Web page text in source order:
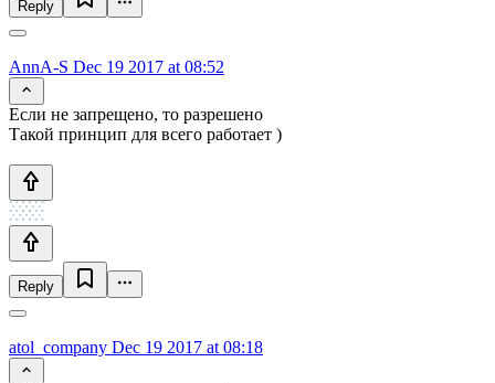
Reply
AnnA-S Dec 19 2017 at 08:52
Если не запрещено, то разрешено
Такой принцип для всего работает )
Reply
atol_company Dec 19 2017 at 08:18